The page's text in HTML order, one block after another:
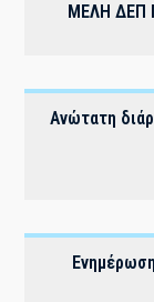
ΜΕΛΗ ΔΕΠ
Ανώτατη